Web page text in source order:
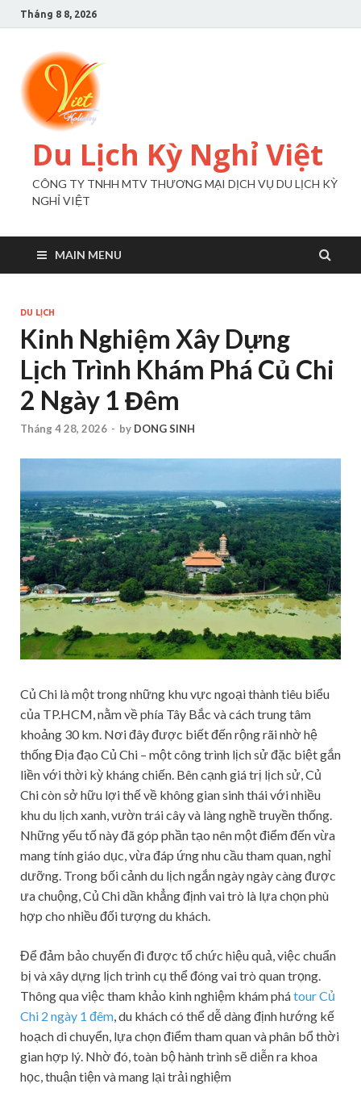
Tháng 8 8, 2026
Du Lịch Kỳ Nghỉ Việt
CÔNG TY TNHH MTV THƯƠNG MẠI DỊCH VỤ DU LỊCH KỲ
NGHỈ VIỆT
MAIN MENU
DU LỊCH
Kinh Nghiệm Xây Dựng
Lịch Trình Khám Phá Củ Chi
2 Ngày 1 Đêm
Tháng 4 28, 2026 - by DONG SINH
Củ Chi là một trong những khu vực ngoại thành tiêu biểu
của TP.HCM, nằm về phía Tây Bắc và cách trung tâm
khoảng 30 km. Nơi đây được biết đến rộng rãi nhờ hệ
thống Địa đạo Củ Chi – một công trình lịch sử đặc biệt gắn
liền với thời kỳ kháng chiến. Bên cạnh giá trị lịch sử, Củ
Chi còn sở hữu lợi thế về không gian sinh thái với nhiều
khu du lịch xanh, vườn trái cây và làng nghề truyền thống.
Những yếu tố này đã góp phần tạo nên một điểm đến vừa
mang tính giáo dục, vừa đáp ứng nhu cầu tham quan, nghỉ
dưỡng. Trong bối cảnh du lịch ngắn ngày ngày càng được
ưa chuộng, Củ Chi dần khẳng định vai trò là lựa chọn phù
hợp cho nhiều đối tượng du khách.
Để đảm bảo chuyến đi được tổ chức hiệu quả, việc chuẩn
bị và xây dựng lịch trình cụ thể đóng vai trò quan trọng.
Thông qua việc tham khảo kinh nghiệm khám phátour Củ
Chi 2 ngày 1 đêm, du khách có thể dễ dàng định hướng kế
hoạch di chuyển, lựa chọn điểm tham quan và phân bổ thời
gian hợp lý. Nhờ đó, toàn bộ hành trình sẽ diễn ra khoa
học, thuận tiện và mang lại trải nghiệm